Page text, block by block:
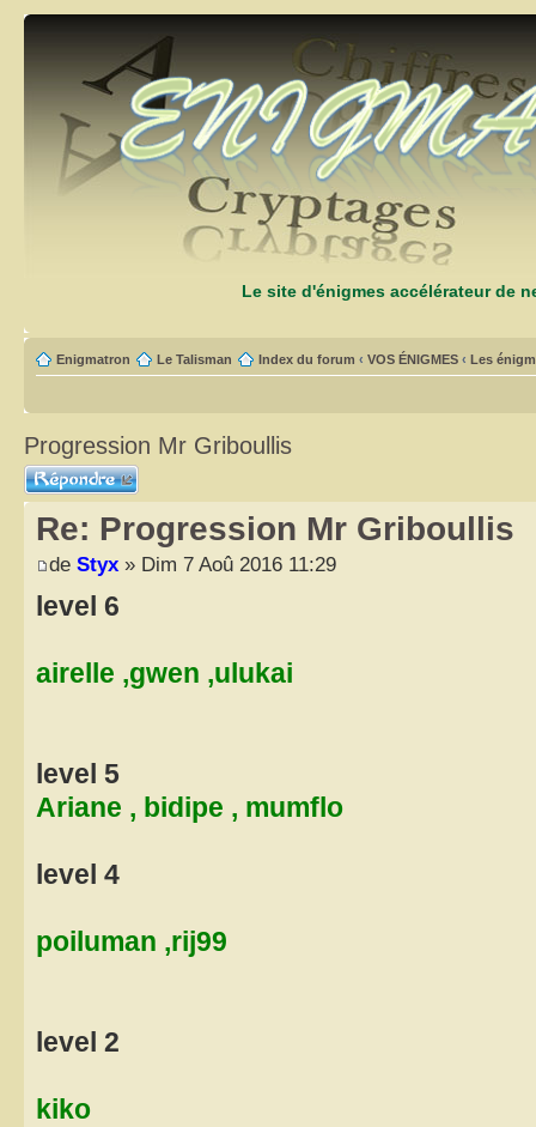
Le site d'énigmes accélérateur de
Enigmatron Le Talisman Index du forum ‹ VOS ÉNIGMES ‹ Les
Progression Mr Griboullis
Répondre
Re: Progression Mr Griboullis
de Styx » Dim 7 Aoû 2016 11:29
level 6
airelle ,gwen ,ulukai
level 5
Ariane , bidipe , mumflo
level 4
poiluman ,rij99
level 2
kiko